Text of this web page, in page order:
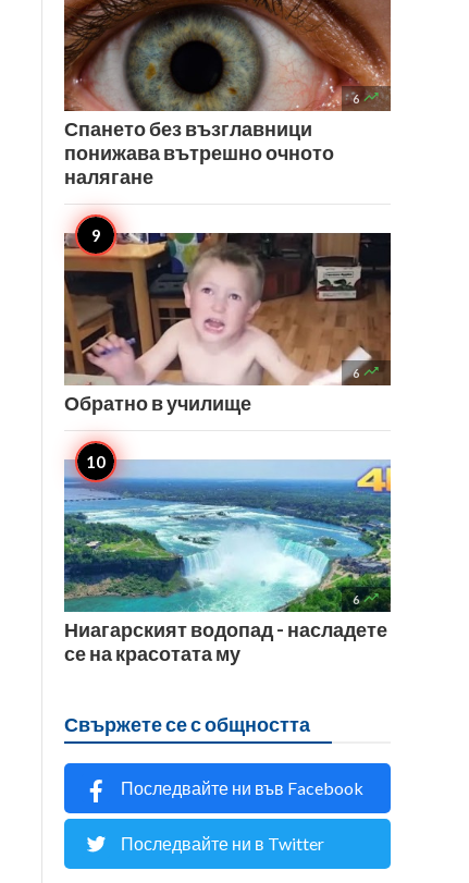
6 
Спането без възглавници
понижава вътрешно очното
налягане
6 
Обратно в училище
6 
Ниагарският водопад - насладете
се на красотата му
Свържете се с общността
Последвайте ни във Facebook
Последвайте ни в Twitter